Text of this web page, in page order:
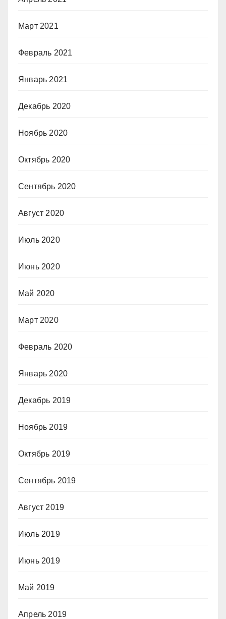
Март 2021
Февраль 2021
Январь 2021
Декабрь 2020
Ноябрь 2020
Октябрь 2020
Сентябрь 2020
Август 2020
Июль 2020
Июнь 2020
Май 2020
Март 2020
Февраль 2020
Январь 2020
Декабрь 2019
Ноябрь 2019
Октябрь 2019
Сентябрь 2019
Август 2019
Июль 2019
Июнь 2019
Май 2019
Апрель 2019